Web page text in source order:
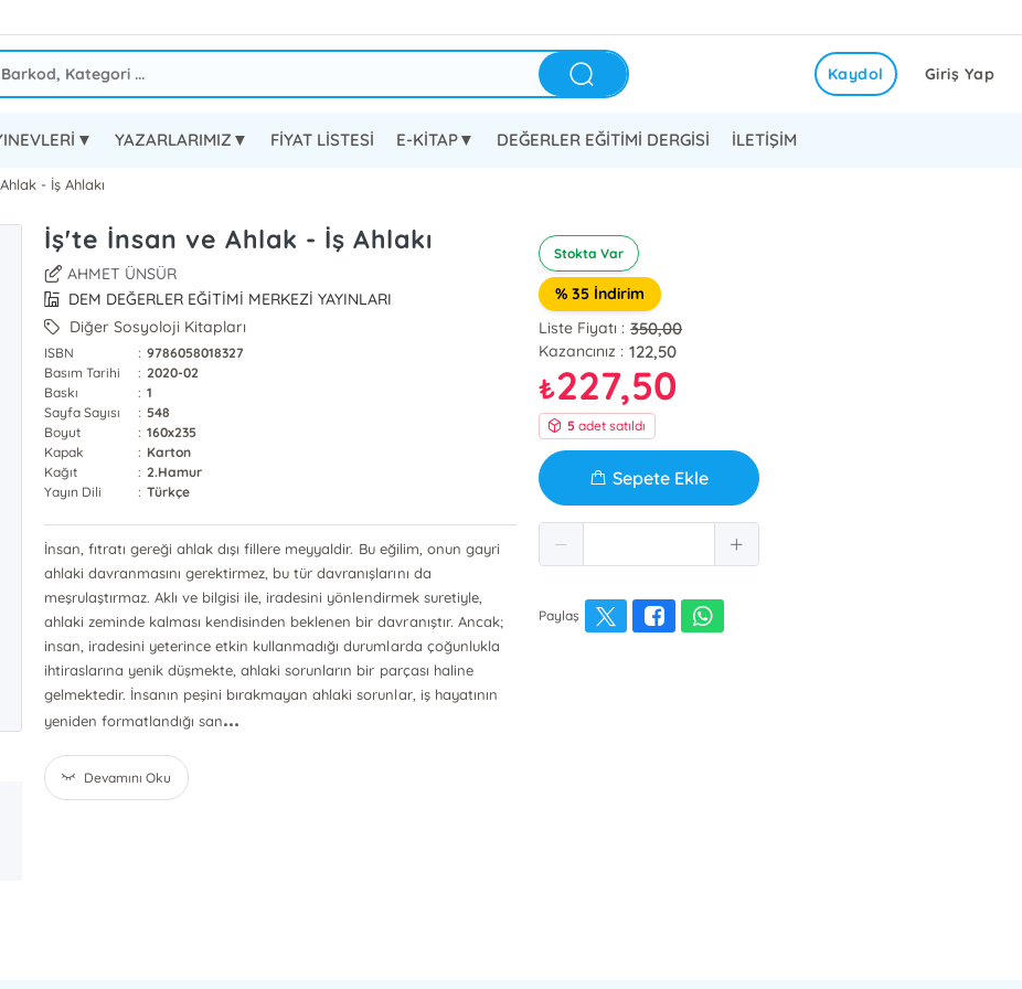
Giriş Yap
Kaydol
YAZARLARIMIZ▼ FİYAT LİSTESİ E-KİTAP▼ DEĞERLER EĞİTİMİ DERGİSİ İLETİŞİM
- İş Ahlakı
İş'te İnsan ve Ahlak - İş Ahlakı
AHMET ÜNSÜR
DEM DEĞERLER EĞİTİMİ MERKEZİ YAYINLARI
Diğer Sosyoloji Kitapları
ISBN : 9786058018327
Basım Tarihi
: 2020-02
Baskı
: 1
Sayfa Sayısı
: 548
Boyut
: 160x235
Kapak
: Karton
Kağıt
: 2.Hamur
Yayın Dili
: Türkçe
İnsan, fıtratı gereği ahlak dışı fillere meyyaldir. Bu eğilim, onun gayri
ahlaki davranmasını gerektirmez, bu tür davranışlarını da
meşrulaştırmaz. Aklı ve bilgisi ile, iradesini yönlendirmek suretiyle,
ahlaki zeminde kalması kendisinden beklenen bir davranıştır. Ancak;
insan, iradesini yeterince etkin kullanmadığı durumlarda çoğunlukla
ihtiraslarına yenik düşmekte, ahlaki sorunların bir parçası haline
gelmektedir. İnsanın peşini bırakmayan ahlaki sorunlar, iş hayatının
yeniden formatlandığı san...
Devamını Oku
Stokta Var
% 35 İndirim
Liste Fiyatı : 350,00
Kazancınız : 122,50
₺227,50
5 adet satıldı
Sepete Ekle
Paylaş